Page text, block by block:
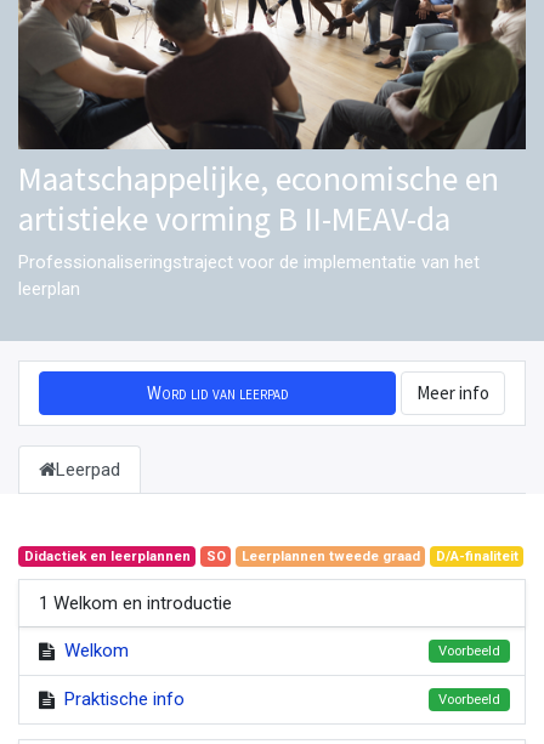
Maatschappelijke, economische en
artistieke vorming B II-MEAV-da
Professionaliseringstraject voor de implementatie van het
leerplan
Word lid van leerpad Meer info
Leerpad
Didactiek en leerplannen SO Leerplannen tweede graad D/A-finaliteit
1 Welkom en introductie
Welkom Voorbeeld
Praktische info Voorbeeld